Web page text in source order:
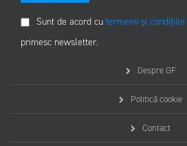
Sunt de acord cu termenii și condițiile
primesc newsletter.
Despre GF
Politică cookie
Contact